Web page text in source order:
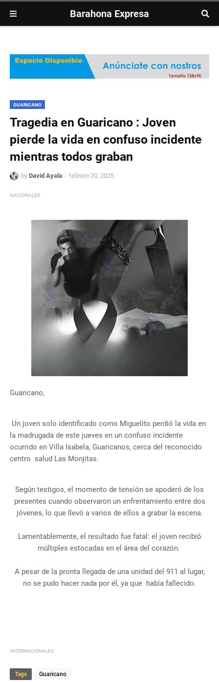
Barahona Expresa
GUARICANO
Tragedia en Guaricano : Joven
pierde la vida en confuso incidente
mientras todos graban
by David Ayala febrero 20, 2025
NACIONALES
Guaricano,
Un joven solo identificado como Miguelito perdió la vida en
la madrugada de este jueves en un confuso incidente
ocurrido en Villa Isabela, Guaricanos, cerca del reconocido
centro salud Las Monjitas.
Según testigos, el momento de tensión se apoderó de los
presentes cuando observaron un enfrentamiento entre dos
jóvenes, lo que llevó a varios de ellos a grabar la escena.
Lamentablemente, el resultado fue fatal: el joven recibió
múltiples estocadas en el área del corazón.
A pesar de la pronta llegada de una unidad del 911 al lugar,
no se pudo hacer nada por él, ya que había fallecido.
INTERNACIONALES
Tags Guaricano